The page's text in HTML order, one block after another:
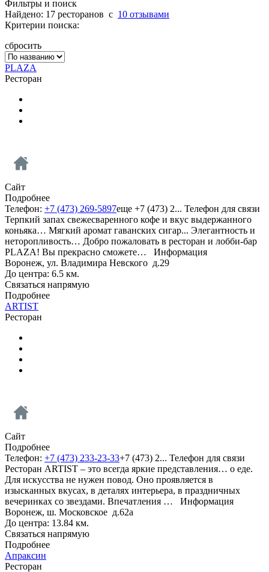
Фильтры и поиск
Найдено: 17 ресторанов c 10 отзывами
Критерии поиска:
сбросить
PLAZA
Ресторан
Сайт
Подробнее
Телефон: +7 (473) 269-5897еще +7 (473) 2... Телефон для связи
Терпкий запах свежесваренного кофе и вкус выдержанного
коньяка… Мягкий аромат гаванских сигар... Элегантность и
неторопливость… Добро пожаловать в ресторан и лобби-бар
PLAZA! Вы прекрасно сможете… Информация
Воронеж, ул. Владимира Невского д.29
До центра: 6.5 км.
Связаться напрямую
Подробнее
ARTIST
Ресторан
Сайт
Подробнее
Телефон: +7 (473) 233-23-33+7 (473) 2... Телефон для связи
Ресторан ARTIST – это всегда яркие представления… о еде.
Для искусства не нужен повод. Оно проявляется в
изысканных вкусах, в деталях интерьера, в праздничных
вечеринках со звездами. Впечатления … Информация
Воронеж, ш. Московское д.62а
До центра: 13.84 км.
Связаться напрямую
Подробнее
Апраксин
Ресторан